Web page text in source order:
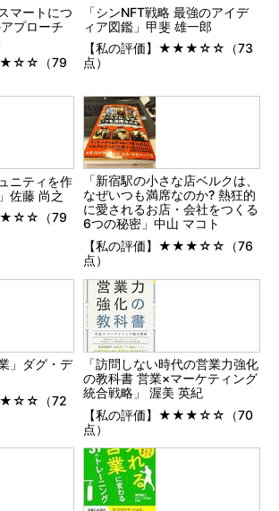
マートにつ
プローチ
（79
「シンNFT戦略 最強のアイデ
ィア図鑑」甲斐 雄一郎
【私の評価】★★★☆☆（73
点）
ニティを作
佐藤 尚之
（79
「新宿駅の小さな店ベルクは、
なぜいつも満席なのか? 熱狂的
に愛されるお店・会社をつくる
6つの秘密」中山 マコト
【私の評価】★★★☆☆（76
点）
」ダグ・デ
（72
「訪問しない時代の営業力強化
の教科書 営業×マーケティング
統合戦略」 渥美 英紀
【私の評価】★★★☆☆（70
点）